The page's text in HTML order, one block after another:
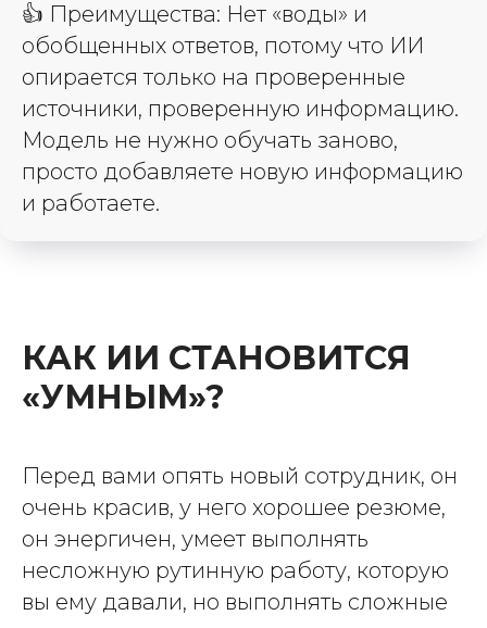
👍 Преимущества: Нет «воды» и
обобщенных ответов, потому что ИИ
опирается только на проверенные
источники, проверенную информацию.
Модель не нужно обучать заново,
просто добавляете новую информацию
и работаете.
КАК ИИ СТАНОВИТСЯ
«УМНЫМ»?
Перед вами опять новый сотрудник, он
очень красив, у него хорошее резюме,
он энергичен, умеет выполнять
несложную рутинную работу, которую
вы ему давали, но выполнять сложные